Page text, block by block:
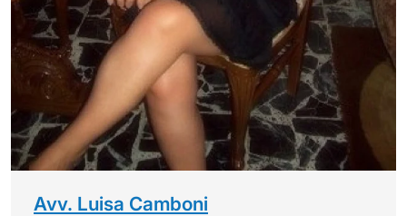
Avv. Luisa Camboni